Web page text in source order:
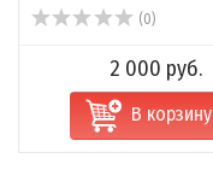
(0)
2 000 руб.
В корзину